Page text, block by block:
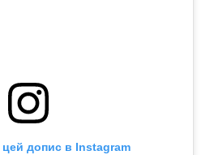
цей допис в Instagram